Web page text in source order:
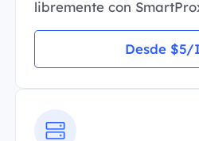
libremente con
Desde $5/